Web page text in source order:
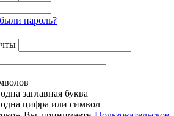
пароль?
заглавная буква
цифра или символ